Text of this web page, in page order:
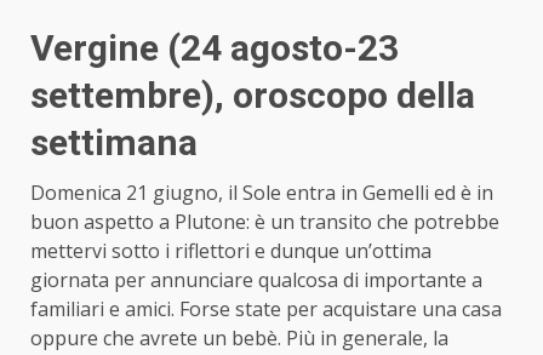
Vergine (24 agosto-23
settembre), oroscopo della
settimana
Domenica 21 giugno, il Sole entra in Gemelli ed è in
buon aspetto a Plutone: è un transito che potrebbe
mettervi sotto i riflettori e dunque un’ottima
giornata per annunciare qualcosa di importante a
familiari e amici. Forse state per acquistare una casa
oppure che avrete un bebè. Più in generale, la